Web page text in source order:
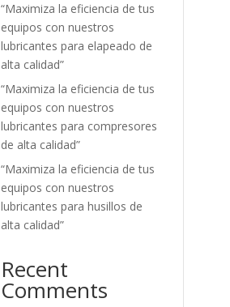
“Maximiza la eficiencia de tus
equipos con nuestros
lubricantes para elapeado de
alta calidad”
“Maximiza la eficiencia de tus
equipos con nuestros
lubricantes para compresores
de alta calidad”
“Maximiza la eficiencia de tus
equipos con nuestros
lubricantes para husillos de
alta calidad”
Recent
Comments